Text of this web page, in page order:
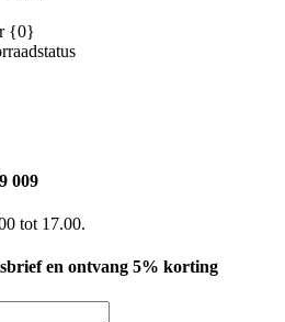
{0}
009
tot 17.00.
en ontvang 5% korting